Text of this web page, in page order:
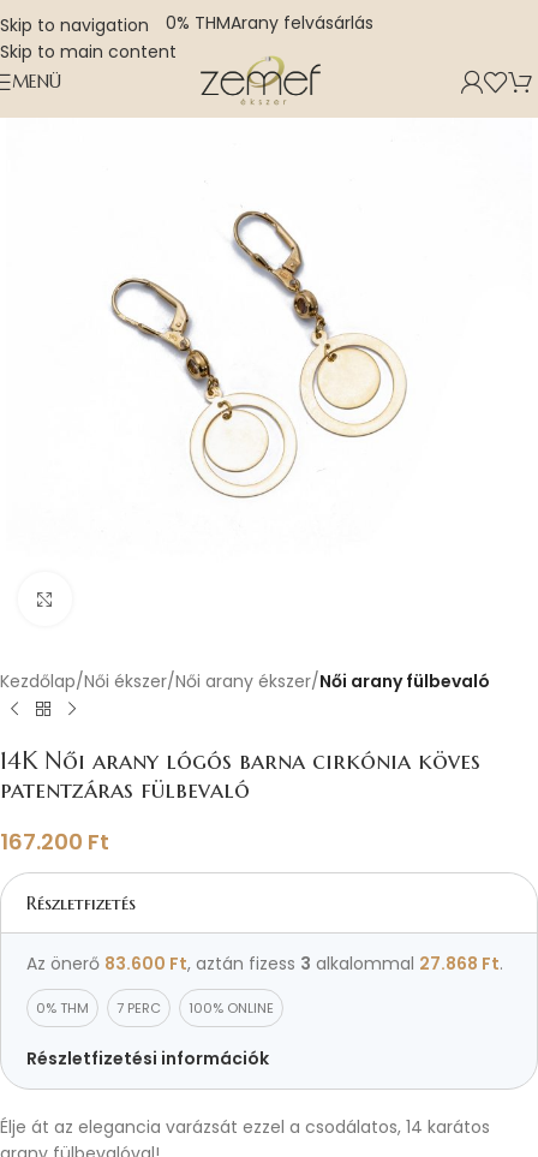
Skip to navigation
Skip to main content
0% THMArany felvásárlás
MENÜ
Kezdőlap Női ékszer Női arany ékszer Női arany fülbevaló
14K Női arany lógós barna cirkónia köves
patentzáras fülbevaló
167.200 Ft
Részletfizetés
Az önerő 83.600 Ft, aztán fizess 3 alkalommal 27.868 Ft.
0% THM 7 PERC 100% ONLINE
Részletfizetési információk
Élje át az elegancia varázsát ezzel a csodálatos, 14 karátos